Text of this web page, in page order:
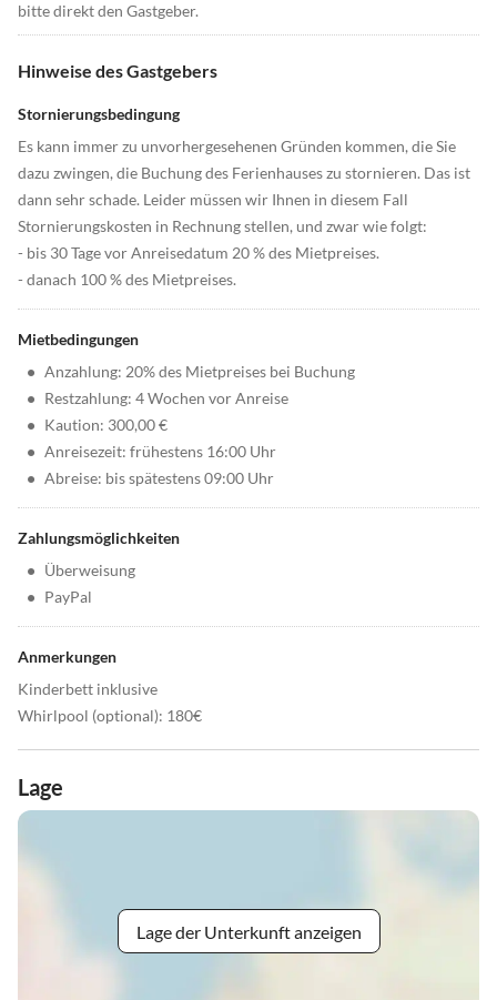
bitte direkt den Gastgeber.
Hinweise des Gastgebers
Stornierungsbedingung
Es kann immer zu unvorhergesehenen Gründen kommen, die Sie
dazu zwingen, die Buchung des Ferienhauses zu stornieren. Das ist
dann sehr schade. Leider müssen wir Ihnen in diesem Fall
Stornierungskosten in Rechnung stellen, und zwar wie folgt:
- bis 30 Tage vor Anreisedatum 20 % des Mietpreises.
- danach 100 % des Mietpreises.
Mietbedingungen
• Anzahlung: 20% des Mietpreises bei Buchung
• Restzahlung: 4 Wochen vor Anreise
• Kaution: 300,00 €
• Anreisezeit: frühestens 16:00 Uhr
• Abreise: bis spätestens 09:00 Uhr
Zahlungsmöglichkeiten
• Überweisung
• PayPal
Anmerkungen
Kinderbett inklusive
Whirlpool (optional): 180€
Lage
Lage der Unterkunft anzeigen